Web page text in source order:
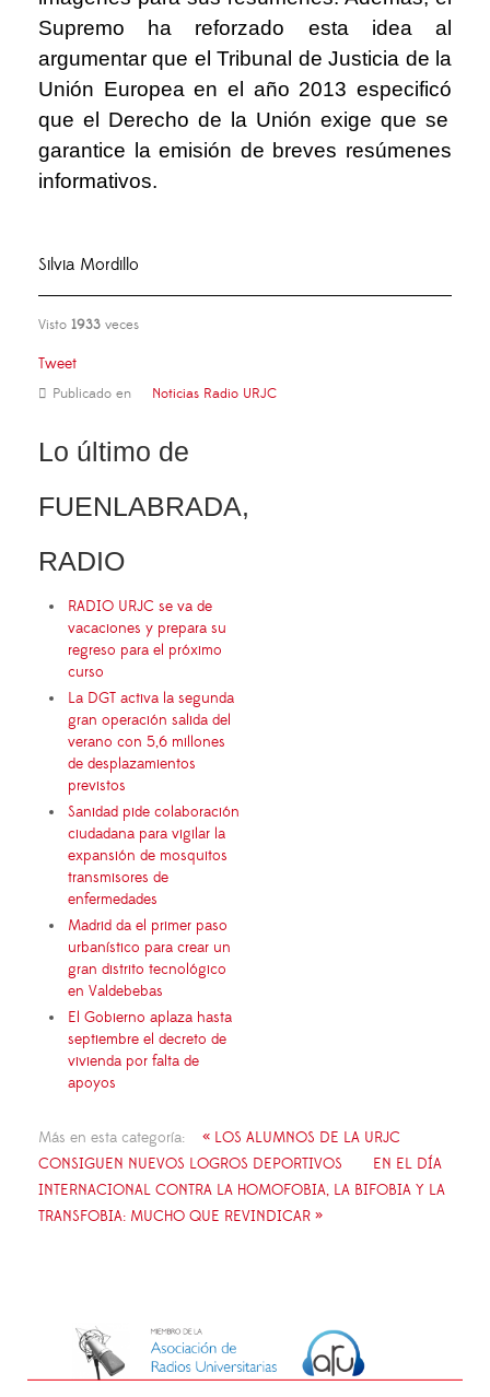
Supremo ha reforzado esta idea al
argumentar que el Tribunal de Justicia de la
Unión Europea en el año 2013 especificó
que el Derecho de la Unión exige que se
garantice la emisión de breves resúmenes
informativos.
Silvia Mordillo
Visto 1933 veces
Tweet
Publicado en Noticias Radio URJC
Lo último de
FUENLABRADA,
RADIO
RADIO URJC se va de
vacaciones y prepara su
regreso para el próximo
curso
La DGT activa la segunda
gran operación salida del
verano con 5,6 millones
de desplazamientos
previstos
Sanidad pide colaboración
ciudadana para vigilar la
expansión de mosquitos
transmisores de
enfermedades
Madrid da el primer paso
urbanístico para crear un
gran distrito tecnológico
en Valdebebas
El Gobierno aplaza hasta
septiembre el decreto de
vivienda por falta de
apoyos
Más en esta categoría:
« LOS ALUMNOS DE LA URJC
CONSIGUEN NUEVOS LOGROS DEPORTIVOS
EN EL DÍA
INTERNACIONAL CONTRA LA HOMOFOBIA, LA BIFOBIA Y LA
TRANSFOBIA: MUCHO QUE REVINDICAR »